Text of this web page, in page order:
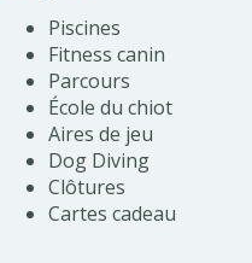
Piscines
Fitness canin
Parcours
École du chiot
Aires de jeu
Dog Diving
Clôtures
Cartes cadeau